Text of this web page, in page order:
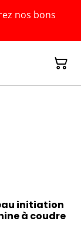
nos bons
initiation
à coudre